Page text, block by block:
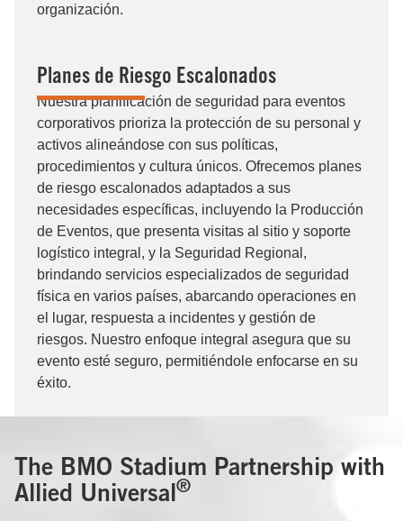
organización.
Planes de Riesgo Escalonados
Nuestra planificación de seguridad para eventos
corporativos prioriza la protección de su personal y
activos alineándose con sus políticas,
procedimientos y cultura únicos. Ofrecemos planes
de riesgo escalonados adaptados a sus
necesidades específicas, incluyendo la Producción
de Eventos, que presenta visitas al sitio y soporte
logístico integral, y la Seguridad Regional,
brindando servicios especializados de seguridad
física en varios países, abarcando operaciones en
el lugar, respuesta a incidentes y gestión de
riesgos. Nuestro enfoque integral asegura que su
evento esté seguro, permitiéndole enfocarse en su
éxito.
The BMO Stadium Partnership with
Allied Universal®